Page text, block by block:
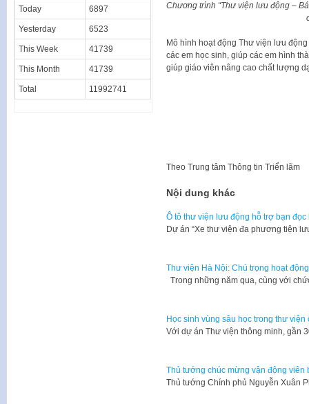
Chương trình “Thư viện lưu động –
Mô hình hoạt động Thư viện lưu
các em học sinh, giúp các em hình
giúp giáo viên nâng cao chất lượng
Theo Trung tâm Thông tin Triển lãm
Nội dung khác
Ô tô thư viện lưu động hỗ trợ bạn đọc
Dự án “Xe thư viện đa phương tiện
Thư viện Hà Nội: Chú trọng hoạt
Trong những năm qua, cùng với
Học sinh vùng sâu học trong thư viện
​Với dự án Thư viện thông minh, gần
Thủ tướng chúc mừng vận động viên
Thủ tướng Chính phủ Nguyễn Xuân
Today 6897
Yesterday 6523
This Week 41739
This Month 41739
Total 11992741